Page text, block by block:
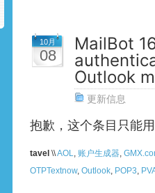
10月
08
MailBot
Outlook
更新信息
抱歉，这个条目只能
tavel \\AOL 账户生成器
OTPTextnow, Outlook POP3